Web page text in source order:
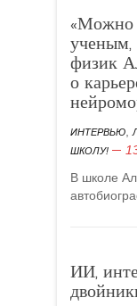
«Можно
ученым,
физик
о
ИНТЕРВЬЮ
ШКОЛУ!
В школе
ИИ,